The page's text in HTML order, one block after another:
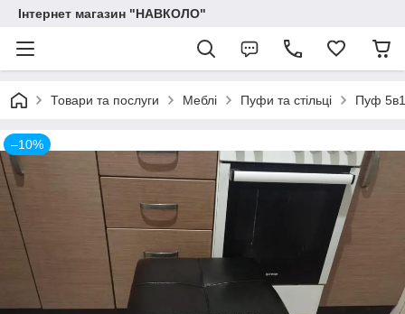
Інтернет магазин "НАВКОЛО"
Товари та послуги Меблі Пуфи та стільці Пуф
–10%